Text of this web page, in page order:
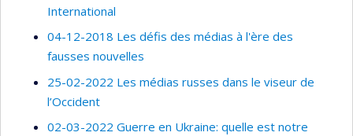
International
04-12-2018 Les défis des médias à l'ère des
fausses nouvelles
25-02-2022 Les médias russes dans le viseur de
l’Occident
02-03-2022 Guerre en Ukraine: quelle est notre